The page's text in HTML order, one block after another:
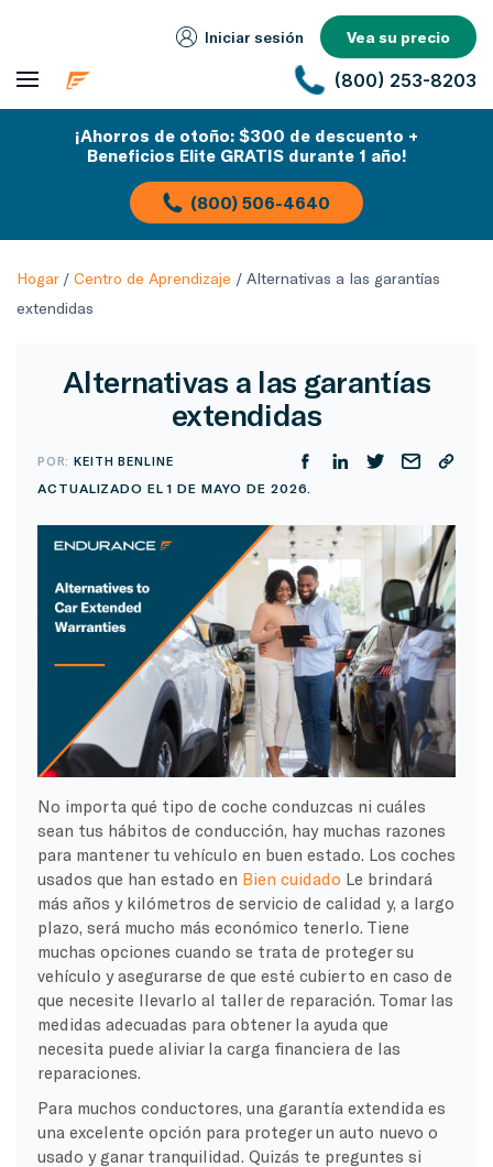
Iniciar sesión Vea su precio
(800) 253-8203
¡Ahorros de otoño: $300 de descuento +
Beneficios Elite GRATIS durante 1 año!
(800) 506-4640
Hogar/ Centro de Aprendizaje / Alternativas a las garantías
extendidas
Alternativas a las garantías
extendidas
POR:KEITH BENLINE
ACTUALIZADO EL 1 DE MAYO DE 2026.
No importa qué tipo de coche conduzcas ni cuáles
sean tus hábitos de conducción, hay muchas razones
para mantener tu vehículo en buen estado. Los coches
usados que han estado en Bien cuidado Le brindará
más años y kilómetros de servicio de calidad y, a largo
plazo, será mucho más económico tenerlo. Tiene
muchas opciones cuando se trata de proteger su
vehículo y asegurarse de que esté cubierto en caso de
que necesite llevarlo al taller de reparación. Tomar las
medidas adecuadas para obtener la ayuda que
necesita puede aliviar la carga financiera de las
reparaciones.
Para muchos conductores, una garantía extendida es
una excelente opción para proteger un auto nuevo o
usado y ganar tranquilidad. Quizás te preguntes si